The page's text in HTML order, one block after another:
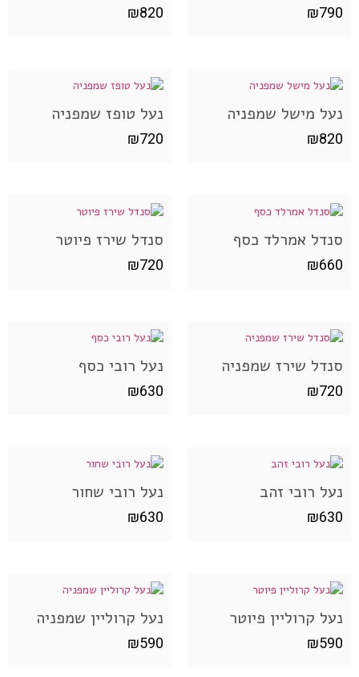
₪790
₪820
נעל מישל שמפניה
₪820
נעל טופז שמפניה
₪720
סנדל אמרלד כסף
₪660
סנדל שירז פיוטר
₪720
סנדל שירז שמפניה
₪720
נעל רובי כסף
₪630
נעל רובי זהב
₪630
נעל רובי שחור
₪630
נעל קרוליין פיוטר
₪590
נעל קרוליין שמפניה
₪590